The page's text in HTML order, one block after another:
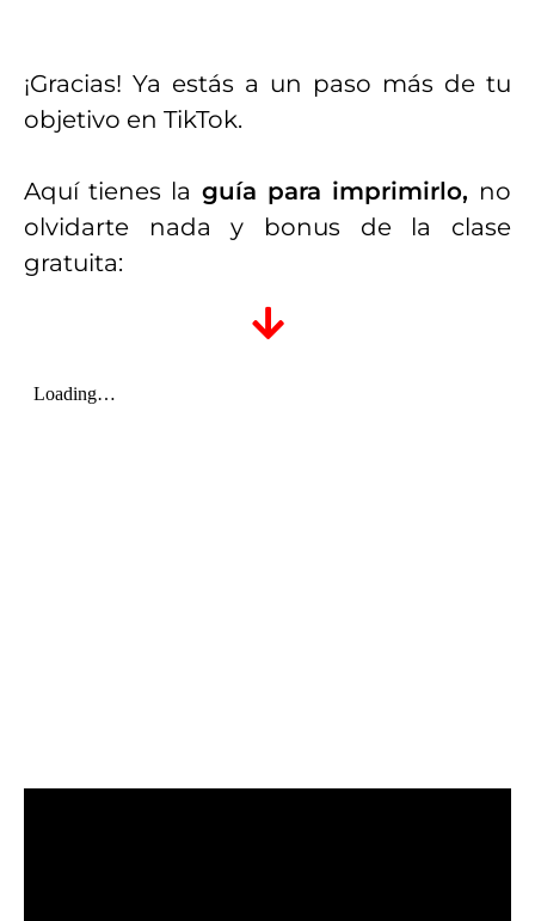
¡Gracias! Ya estás a un paso más de tu
objetivo en TikTok.
Aquí tienes la guía para imprimirlo, no
olvidarte nada y bonus de la clase
gratuita: